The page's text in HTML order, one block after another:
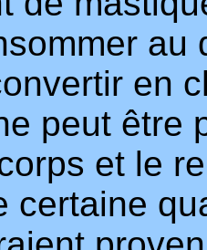
au
en
peut être
et le
certaine